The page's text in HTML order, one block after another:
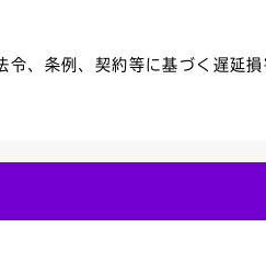
、条例、契約等に基づく遅延損